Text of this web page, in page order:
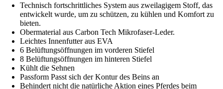
Technisch fortschrittliches System aus zweilagigem Stoff, das
entwickelt wurde, um zu schützen, zu kühlen und Komfort zu
bieten.
Obermaterial aus Carbon Tech Mikrofaser-Leder.
Leichtes Innenfutter aus EVA
6 Belüftungsöffnungen im vorderen Stiefel
8 Belüftungsöffnungen im hinteren Stiefel
Kühlt die Sehnen
Passform Passt sich der Kontur des Beins an
Behindert nicht die natürliche Aktion eines Pferdes beim